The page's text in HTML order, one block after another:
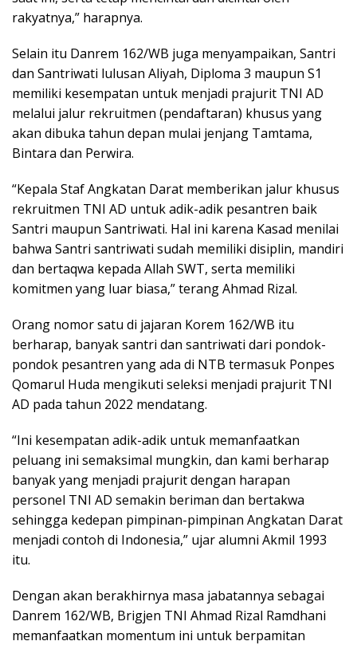
rakyatnya,” harapnya.
Selain itu Danrem 162/WB juga menyampaikan, Santri
dan Santriwati lulusan Aliyah, Diploma 3 maupun S1
memiliki kesempatan untuk menjadi prajurit TNI AD
melalui jalur rekruitmen (pendaftaran) khusus yang
akan dibuka tahun depan mulai jenjang Tamtama,
Bintara dan Perwira.
“Kepala Staf Angkatan Darat memberikan jalur khusus
rekruitmen TNI AD untuk adik-adik pesantren baik
Santri maupun Santriwati. Hal ini karena Kasad menilai
bahwa Santri santriwati sudah memiliki disiplin, mandiri
dan bertaqwa kepada Allah SWT, serta memiliki
komitmen yang luar biasa,” terang Ahmad Rizal.
Orang nomor satu di jajaran Korem 162/WB itu
berharap, banyak santri dan santriwati dari pondok-
pondok pesantren yang ada di NTB termasuk Ponpes
Qomarul Huda mengikuti seleksi menjadi prajurit TNI
AD pada tahun 2022 mendatang.
“Ini kesempatan adik-adik untuk memanfaatkan
peluang ini semaksimal mungkin, dan kami berharap
banyak yang menjadi prajurit dengan harapan
personel TNI AD semakin beriman dan bertakwa
sehingga kedepan pimpinan-pimpinan Angkatan Darat
menjadi contoh di Indonesia,” ujar alumni Akmil 1993
itu.
Dengan akan berakhirnya masa jabatannya sebagai
Danrem 162/WB, Brigjen TNI Ahmad Rizal Ramdhani
memanfaatkan momentum ini untuk berpamitan